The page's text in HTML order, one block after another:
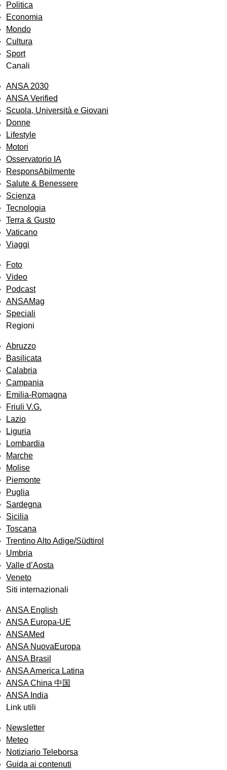
Politica
Economia
Mondo
Cultura
Sport
Canali
ANSA 2030
ANSA Verified
Scuola, Università e Giovani
Donne
Lifestyle
Motori
Osservatorio IA
ResponsAbilmente
Salute & Benessere
Scienza
Tecnologia
Terra & Gusto
Vaticano
Viaggi
Foto
Video
Podcast
ANSAMag
Speciali
Regioni
Abruzzo
Basilicata
Calabria
Campania
Emilia-Romagna
Friuli V.G.
Lazio
Liguria
Lombardia
Marche
Molise
Piemonte
Puglia
Sardegna
Sicilia
Toscana
Trentino Alto Adige/Südtirol
Umbria
Valle d’Aosta
Veneto
Siti internazionali
ANSA English
ANSA Europa-UE
ANSAMed
ANSA NuovaEuropa
ANSA Brasil
ANSA America Latina
ANSA China 中国
ANSA India
Link utili
Newsletter
Meteo
Notiziario Teleborsa
Guida ai contenuti